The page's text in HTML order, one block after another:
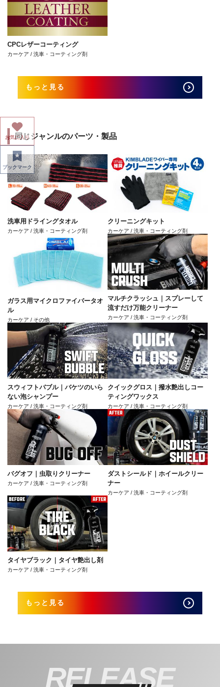
CPCレザーコーティング
カーケア / 洗車・コーティング剤
もっと見る
同じジャンルのパーツ・製品
洗車用ドライングタオル
カーケア / 洗車・コーティング剤
クリーニングキット
カーケア / 洗車・コーティング剤
ガラス用マイクロファイバータオ
ル
カーケア / その他
マルチクラッシュ｜スプレーして
流すだけ万能クリーナー
カーケア / 洗車・コーティング剤
スウィフトバブル｜バケツのいら
ない泡シャンプー
カーケア / 洗車・コーティング剤
クイックグロス｜撥水艶出しコー
ティングワックス
カーケア / 洗車・コーティング剤
バグオフ｜虫取りクリーナー
カーケア / 洗車・コーティング剤
ダストシールド｜ホイールクリー
ナー
カーケア / 洗車・コーティング剤
タイヤブラック｜タイヤ艶出し剤
カーケア / 洗車・コーティング剤
もっと見る
RELEASE
お気に入り
ブックマーク